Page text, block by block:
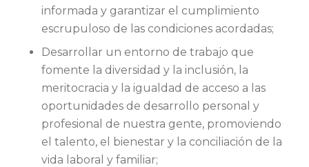
informada y garantizar el cumplimiento
escrupuloso de las condiciones acordadas;
Desarrollar un entorno de trabajo que
fomente la diversidad y la inclusión, la
meritocracia y la igualdad de acceso a las
oportunidades de desarrollo personal y
profesional de nuestra gente, promoviendo
el talento, el bienestar y la conciliación de la
vida laboral y familiar;